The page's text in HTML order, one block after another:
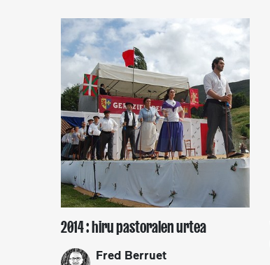
2014 : hiru pastoralen urtea
Fred Berruet